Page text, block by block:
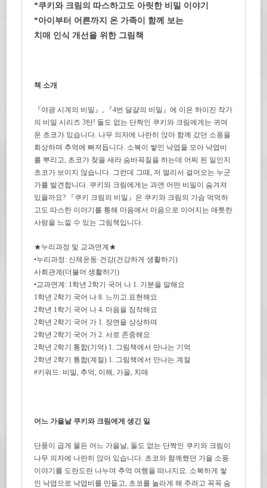
*쿠키와 크림의 따스하고도 아릿한 비밀 이야기
*아이부터 어른까지 온 가족이 함께 보는
치매 인식 개선을 위한 그림책
책 소개
『야광 시계의 비밀』, 『4번 달걀의 비밀』에 이은 하이진 작가
의 비밀 시리즈 3탄! 둘도 없는 단짝인 쿠키와 크림에게는 귀여
운 초코가 있습니다. 나무 의자에 나란히 앉아 함께 갔던 소풍을
회상하며 추억에 빠져듭니다. 소복이 쌓인 낙엽을 모아 낙엽비
를 뿌리고, 초코가 찾을 새라 숨바꼭질을 하는데 어찌 된 일인지
초코가 보이지 않습니다. 그런데 그때, 저 멀리서 걸어오는 누군
가를 발견합니다. 쿠키와 크림에게는 과연 어떤 비밀이 숨겨져
있을까요? 『쿠키 크림의 비밀』은 쿠키와 크림의 가슴 먹먹하
고도 따스한 이야기를 통해 마음에서 마음으로 이어지는 애틋한
사랑을 느낄 수 있는 그림책입니다.
★누리과정 및 교과연계★
•누리과정: 신체운동·건강(건강하게 생활하기)
사회관계(더불어 생활하기)
•교과연계: 1학년 2학기 국어 나 1. 기분을 말해요
1학년 2학기 국어 나 8. 느끼고 표현해요
2학년 1학기 국어 나 4. 마음을 짐작해요
2학년 2학기 국어 가 1. 장면을 상상하며
2학년 2학기 국어 가 2. 서로 존중해요
2학년 2학기 통합(기억) 1. 그림책에서 만나는 기억
2학년 2학기 통합(계절) 1. 그림책에서 만나는 계절
#키워드: 비밀, 추억, 이해, 가을, 치매
어느 가을날 쿠키와 크림에게 생긴 일
단풍이 곱게 물든 어느 가을날, 둘도 없는 단짝인 쿠키와 크림이
나무 의자에 나란히 앉아 있습니다. 초코와 함께했던 가을 소풍
이야기를 도란도란 나누며 추억 여행을 떠나지요. 소복하게 쌓
인 낙엽으로 낙엽비를 만들고, 초코를 놀라게 해 주려고 꼭꼭 숨